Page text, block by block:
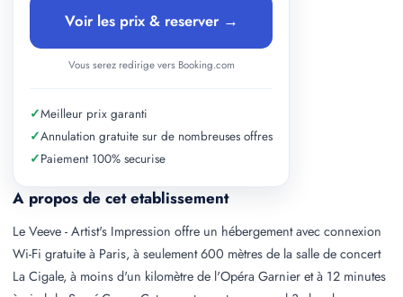
A propos de cet etablissement
Le Veeve - Artist's Impression offre un hébergement avec connexion
Wi-Fi gratuite à Paris, à seulement 600 mètres de la salle de concert
La Cigale, à moins d'un kilomètre de l'Opéra Garnier et à 12 minutes
Voir les prix & reserver →
Vous serez redirige vers Booking.com
✓Meilleur prix garanti
✓Annulation gratuite sur de nombreuses offres
✓Paiement 100% securise